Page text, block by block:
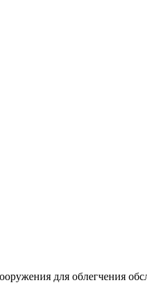
для облегчения